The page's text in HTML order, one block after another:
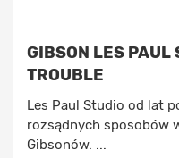
GIBSON LES PAUL
TROUBLE
Les Paul Studio od lat
rozsądnych sposobów
Gibsonów. ...